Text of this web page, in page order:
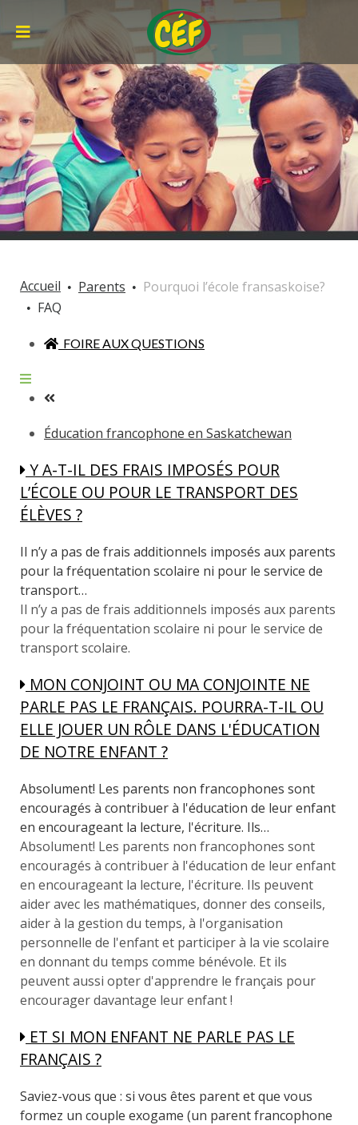
Accueil Parents
Pourquoi l’école fransaskoise?
FAQ
FOIRE AUX QUESTIONS
Éducation francophone en Saskatchewan
Y A-T-IL DES FRAIS IMPOSÉS POUR
L’ÉCOLE OU POUR LE TRANSPORT DES
ÉLÈVES ?
Il n’y a pas de frais additionnels imposés aux parents
pour la fréquentation scolaire ni pour le service de
transport…
Il n’y a pas de frais additionnels imposés aux parents
pour la fréquentation scolaire ni pour le service de
transport scolaire.
MON CONJOINT OU MA CONJOINTE NE
PARLE PAS LE FRANÇAIS. POURRA-T-IL OU
ELLE JOUER UN RÔLE DANS L'ÉDUCATION
DE NOTRE ENFANT ?
Absolument! Les parents non francophones sont
encouragés à contribuer à l'éducation de leur enfant
en encourageant la lecture, l'écriture. Ils…
Absolument! Les parents non francophones sont
encouragés à contribuer à l'éducation de leur enfant
en encourageant la lecture, l'écriture. Ils peuvent
aider avec les mathématiques, donner des conseils,
aider à la gestion du temps, à l'organisation
personnelle de l'enfant et participer à la vie scolaire
en donnant du temps comme bénévole. Et ils
peuvent aussi opter d'apprendre le français pour
encourager davantage leur enfant !
ET SI MON ENFANT NE PARLE PAS LE
FRANÇAIS ?
Saviez-vous que : si vous êtes parent et que vous
formez un couple exogame (un parent francophone